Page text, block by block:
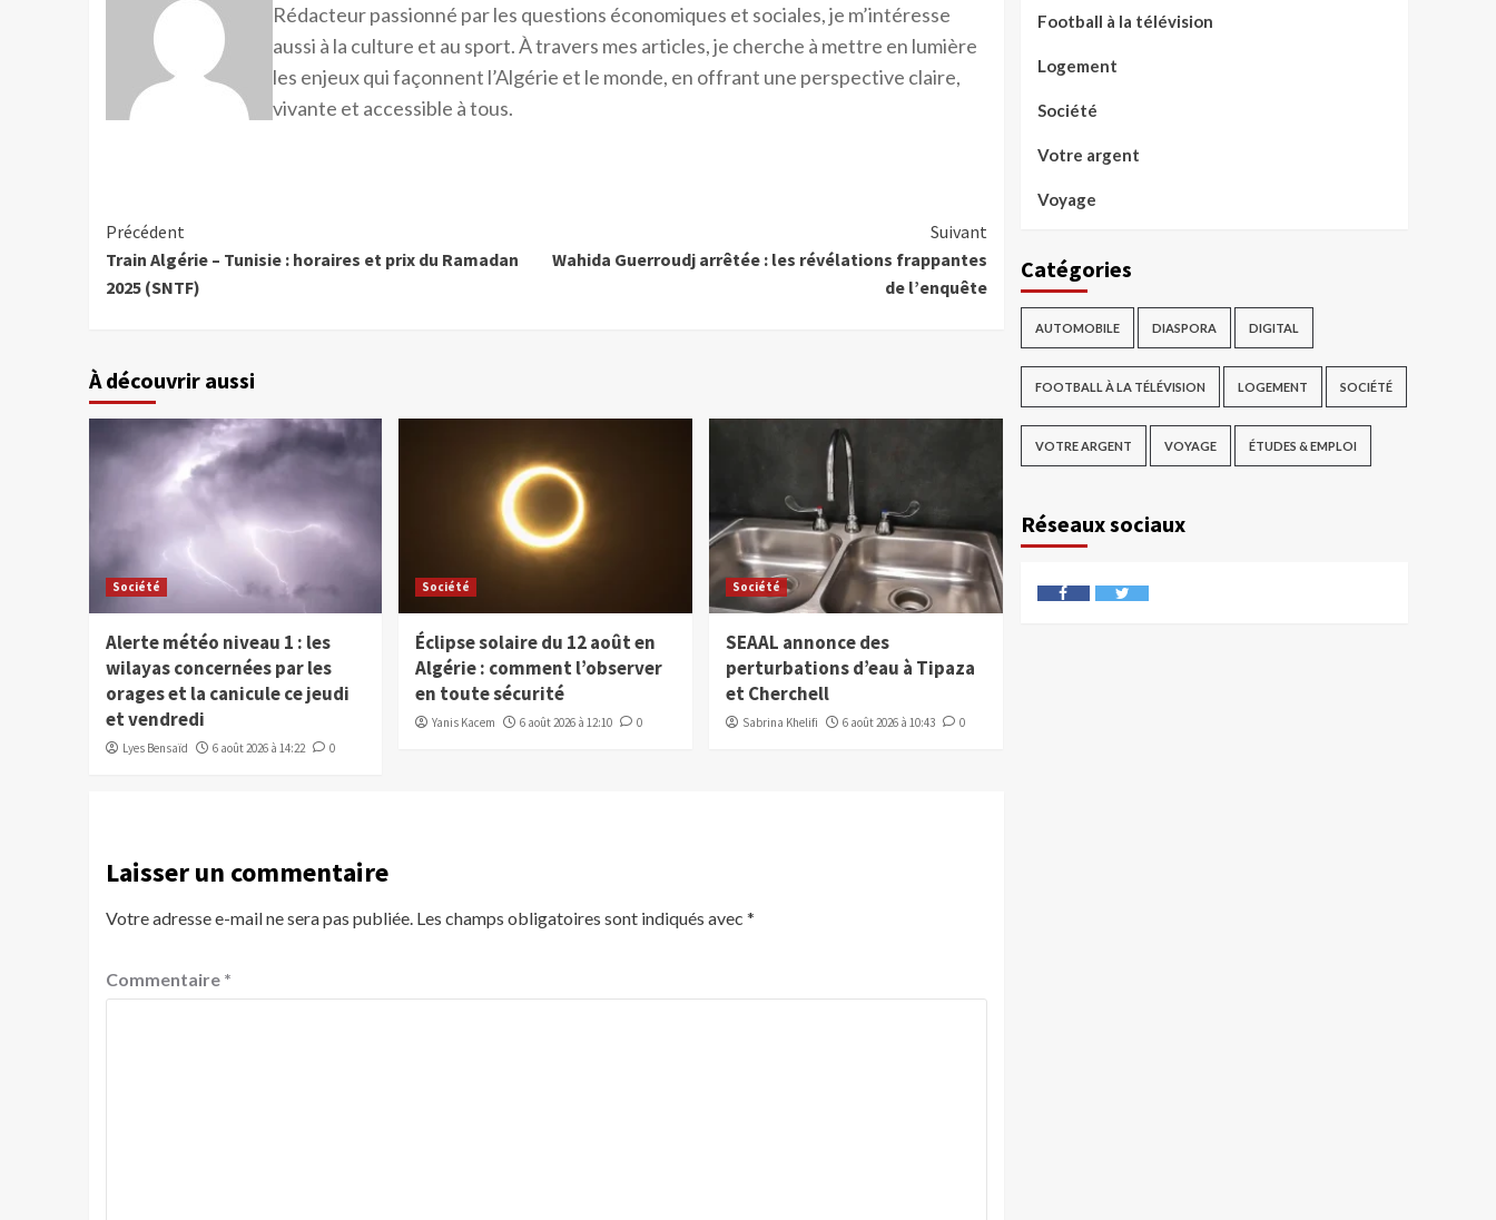
Rédacteur passionné par les questions économiques et sociales, je m’intéresse
aussi à la culture et au sport. À travers mes articles, je cherche à mettre en lumière
les enjeux qui façonnent l’Algérie et le monde, en offrant une perspective claire,
vivante et accessible à tous.
Précédent
Train Algérie – Tunisie : horaires et prix du Ramadan
2025 (SNTF)
Suivant
Wahida Guerroudj arrêtée : les révélations frappantes
de l’enquête
À découvrir aussi
Société
Alerte météo niveau 1 : les
wilayas concernées par les
orages et la canicule ce jeudi
et vendredi
Lyes Bensaïd 6 août 2026 à 14:22 0
Société
Éclipse solaire du 12 août en
Algérie : comment l’observer
en toute sécurité
Yanis Kacem 6 août 2026 à 12:10 0
Société
SEAAL annonce des
perturbations d’eau à Tipaza
et Cherchell
Sabrina Khelifi 6 août 2026 à 10:43 0
Laisser un commentaire
Votre adresse e-mail ne sera pas publiée. Les champs obligatoires sont indiqués avec *
Commentaire *
Football à la télévision
Logement
Société
Votre argent
Voyage
Catégories
AUTOMOBILE DIASPORA DIGITAL
FOOTBALL À LA TÉLÉVISION LOGEMENT SOCIÉTÉ
VOTRE ARGENT VOYAGE ÉTUDES & EMPLOI
Réseaux sociaux